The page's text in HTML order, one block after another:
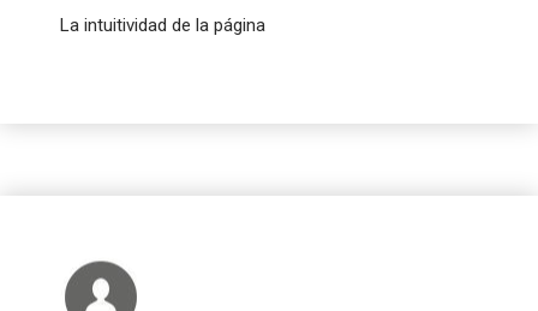
La intuitividad de la página